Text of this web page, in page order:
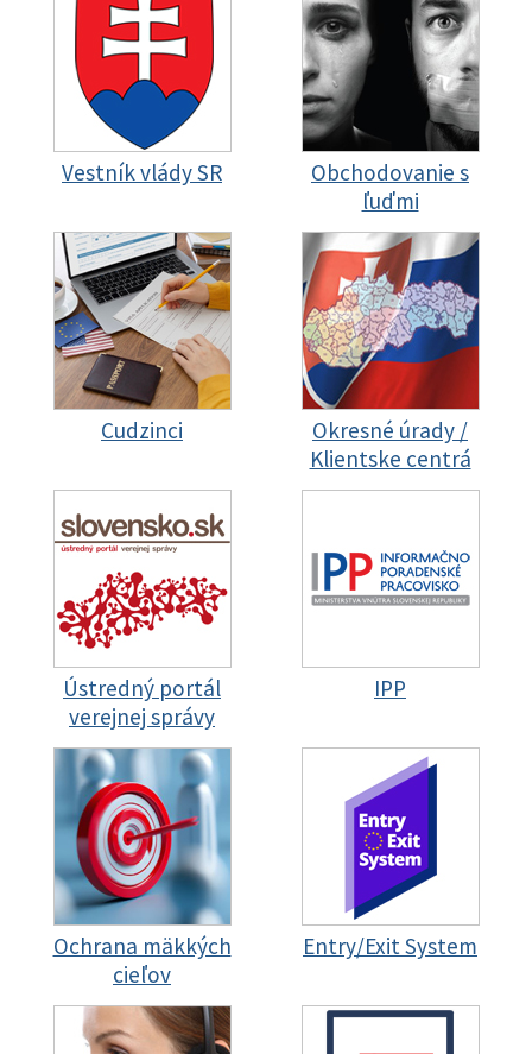
Vestník vlády SR
Obchodovanie s
ľuďmi
Cudzinci
Okresné úrady /
Klientske centrá
Ústredný portál
verejnej správy
IPP
Ochrana mäkkých
cieľov
Entry/Exit System